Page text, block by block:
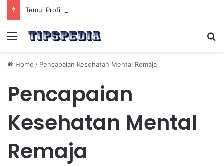
Menu
Home / Pencapaian Kesehatan Mental Remaja
Pencapaian
Kesehatan Mental
Remaja